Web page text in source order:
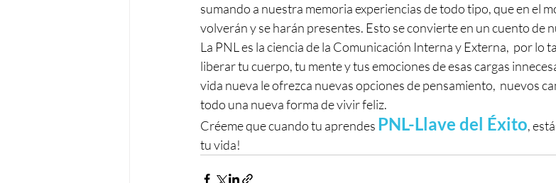
sumando a nuestra memoria experiencias de todo tipo, que en el
volverán y se harán presentes. Esto se convierte en un cuento de
La PNL es la ciencia de la Comunicación Interna y Externa,  por lo
liberar tu cuerpo, tu mente y tus emociones de esas cargas
vida nueva le ofrezca nuevas opciones de pensamiento,  nuevos
todo una nueva forma de vivir feliz.
Créeme que cuando tu aprendes PNL-Llave del Éxito,
tu vida!